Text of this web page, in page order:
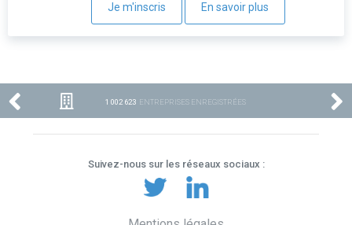
Je m'inscris En savoir plus
1 002 623 ENTREPRISES ENREGISTRÉES
Suivez-nous sur les réseaux sociaux :